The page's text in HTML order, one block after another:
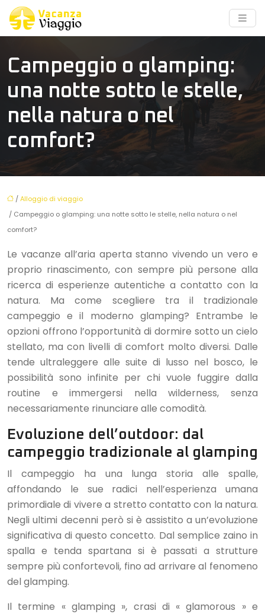
Campeggio o glamping:
una notte sotto le stelle,
nella natura o nel
comfort?
/Alloggio di viaggio
/ Campeggio o glamping: una notte sotto le stelle, nella natura o nel
comfort?
Le vacanze all’aria aperta stanno vivendo un vero e
proprio rinascimento, con sempre più persone alla
ricerca di esperienze autentiche a contatto con la
natura. Ma come scegliere tra il tradizionale
campeggio e il moderno glamping? Entrambe le
opzioni offrono l’opportunità di dormire sotto un cielo
stellato, ma con livelli di comfort molto diversi. Dalle
tende ultraleggere alle suite di lusso nel bosco, le
possibilità sono infinite per chi vuole fuggire dalla
routine e immergersi nella wilderness, senza
necessariamente rinunciare alle comodità.
Evoluzione dell’outdoor: dal
campeggio tradizionale al glamping
Il campeggio ha una lunga storia alle spalle,
affondando le sue radici nell’esperienza umana
primordiale di vivere a stretto contatto con la natura.
Negli ultimi decenni però si è assistito a un’evoluzione
significativa di questo concetto. Dal semplice zaino in
spalla e tenda spartana si è passati a strutture
sempre più confortevoli, fino ad arrivare al fenomeno
del glamping.
Il termine « glamping », crasi di « glamorous » e